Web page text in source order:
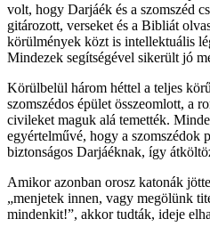
volt, hogy Darjáék és a szomszéd
gitározott, verseket és a Bibliát
körülmények közt is intellektuális
Mindezek segítségével sikerült jó
Körülbelül három héttel a teljes
szomszédos épület összeomlott, a
civileket maguk alá temették.
egyértelművé, hogy a szomszédok
biztonságos Darjáéknak, így
Amikor azonban orosz katonák
„menjetek innen, vagy megölünk
mindenkit!”, akkor tudták, ideje